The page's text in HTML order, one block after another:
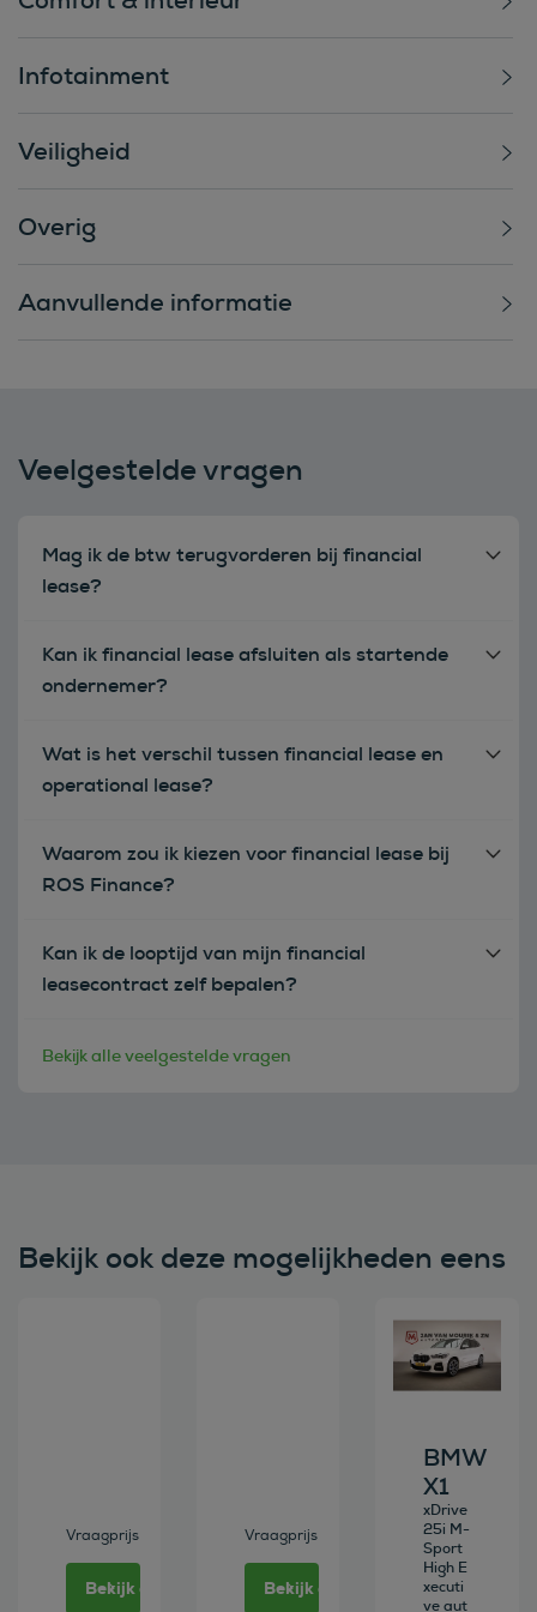
Infotainment
Veiligheid
Overig
Aanvullende informatie
Veelgestelde vragen
Mag ik de btw terugvorderen bij financial
lease?
Kan ik financial lease afsluiten als startende
ondernemer?
Wat is het verschil tussen financial lease en
operational lease?
Waarom zou ik kiezen voor financial lease bij
ROS Finance?
Kan ik de looptijd van mijn financial
leasecontract zelf bepalen?
Bekijk alle veelgestelde vragen
Bekijk ook deze mogelijkheden eens
Vraagprijs
Bekijk deze auto
Vraagprijs
Bekijk deze auto
Bekijk deze
BMW
X1
xDrive
25i M-
Sport
High E
xecuti
ve aut